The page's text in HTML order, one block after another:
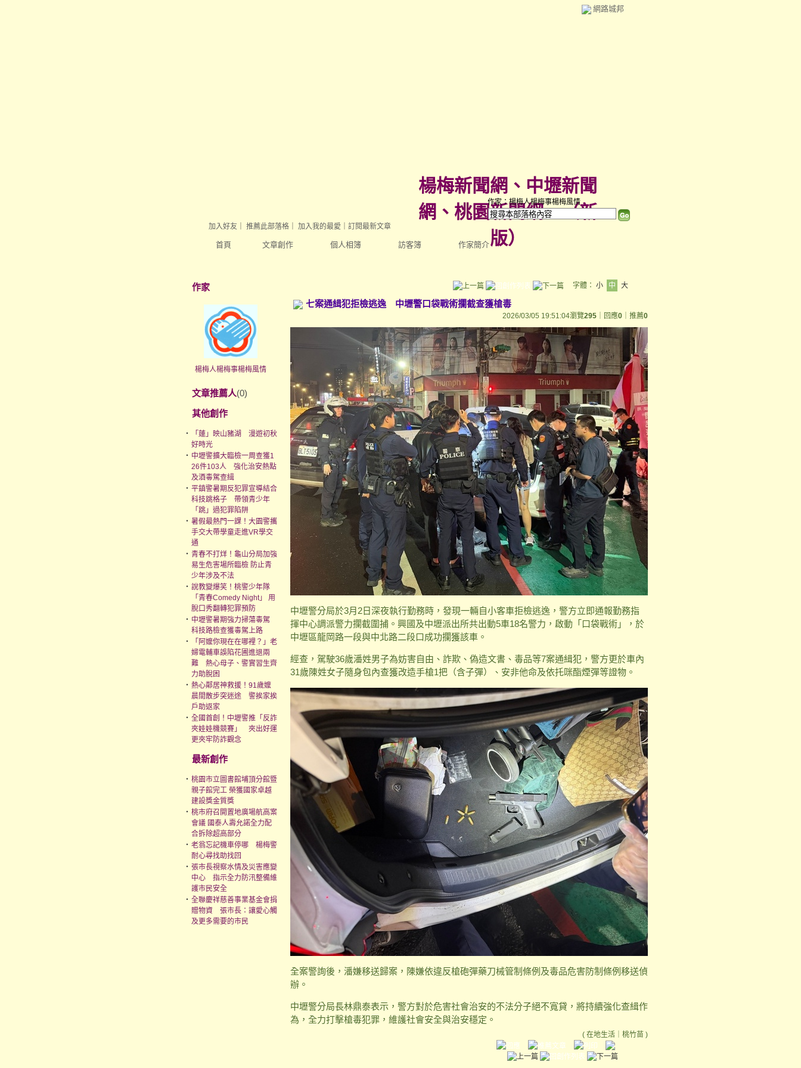
網路城邦
楊梅新聞網、中壢新聞
網、桃園新聞網（新
版）
首頁 文章創作 個人相簿 訪客簿 作家簡介
加入好友 推薦此部落格 加入我的最愛 訂閱最新文章
作家：楊梅人楊梅事楊梅風情
作家
楊梅人楊梅事楊梅風情
文章推薦人(0)
其他創作
‧
「蓮」映山豬湖 漫遊初秋
好時光
‧ 中壢警擴大臨檢一周查獲1
26件103人 強化治安熱點
及酒毒駕查緝
‧ 平鎮警暑期反犯罪宣導結合
科技跳格子 帶領青少年
「跳」過犯罪陷阱
‧ 暑假最熱門一課！大園警攜
手交大帶學童走進VR學交
通
‧ 青春不打烊！龜山分局加強
易生危害場所臨檢 防止青
少年涉及不法
‧ 說教變爆笑！桃警少年隊
「青春Comedy Night」 用
脫口秀翻轉犯罪預防
‧ 中壢警暑期強力掃蕩毒駕
科技路檢查獲毒駕上路
‧
「阿嬤你現在在哪裡？」老
婦電輔車誤陷花圃進退兩
難 熱心母子、警實習生齊
力助脫困
‧ 熱心鄰居神救援！91歲嬤
晨間散步突迷途 警挨家挨
戶助返家
‧ 全國首創！中壢警推「反詐
夾娃娃機競賽」 夾出好運
更夾牢防詐觀念
最新創作
‧ 桃園市立圖書館埔頂分館暨
親子館完工 榮獲國家卓越
建設獎金質獎
‧ 桃市府召開置地廣場航高案
會議 國泰人壽允諾全力配
合拆除超高部分
‧ 老翁忘記機車停哪 楊梅警
耐心尋找助找回
‧ 張市長視察水情及災害應變
中心 指示全力防汛整備維
護市民安全
‧ 全聯慶祥慈善事業基金會捐
贈物資 張市長：讓愛心觸
及更多需要的市民
字體： 小 中 大
七案通緝犯拒檢逃逸 中壢警口袋戰術攔截查獲槍毒
2026/03/05 19:51:04瀏覽295 ｜回應0 ｜推薦0
中壢警分局於3月2日深夜執行勤務時，發現一輛自小客車拒檢逃逸，警方立即通報勤務指
揮中心調派警力攔截圍捕。興國及中壢派出所共出動5車18名警力，啟動「口袋戰術」，於
中壢區龍岡路一段與中北路二段口成功攔獲該車。
經查，駕駛36歲潘姓男子為妨害自由、詐欺、偽造文書、毒品等7案通緝犯，警方更於車內
31歲陳姓女子隨身包內查獲改造手槍1把（含子彈）、安非他命及依托咪酯煙彈等證物。
全案警詢後，潘嫌移送歸案，陳嫌依違反槍砲彈藥刀械管制條例及毒品危害防制條例移送偵
辦。
中壢警分局長林鼎泰表示，警方對於危害社會治安的不法分子絕不寬貸，將持續強化查緝作
為，全力打擊槍毒犯罪，維護社會安全與治安穩定。
( 在地生活 桃竹苗 )